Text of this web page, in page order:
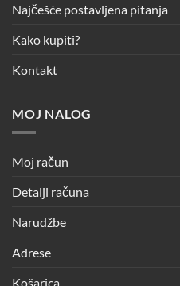
Najčešće postavljena pitanja
Kako kupiti?
Kontakt
MOJ NALOG
Moj račun
Detalji računa
Narudžbe
Adrese
Košarica